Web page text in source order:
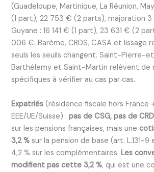
(Guadeloupe, Martinique, La Réunion,
(1 part), 22 753 € (2 parts), majoration
Guyane : 16 141 € (1 part), 23 631 € (2
006 €. Barème, CRDS, CASA et lissage
seuls les seuils changent. Saint-Pierre-
Barthélemy et Saint-Martin relèvent de
spécifiques à vérifier au cas par cas.
Expatriés (résidence fiscale hors France
EEE/UE/Suisse) :pas de CSG, pas de
sur les pensions françaises, mais une
3,2 % sur la pension de base (art. L.131-9
4,2 % sur les complémentaires.Les
modifient pas cette 3,2 %, qui est une